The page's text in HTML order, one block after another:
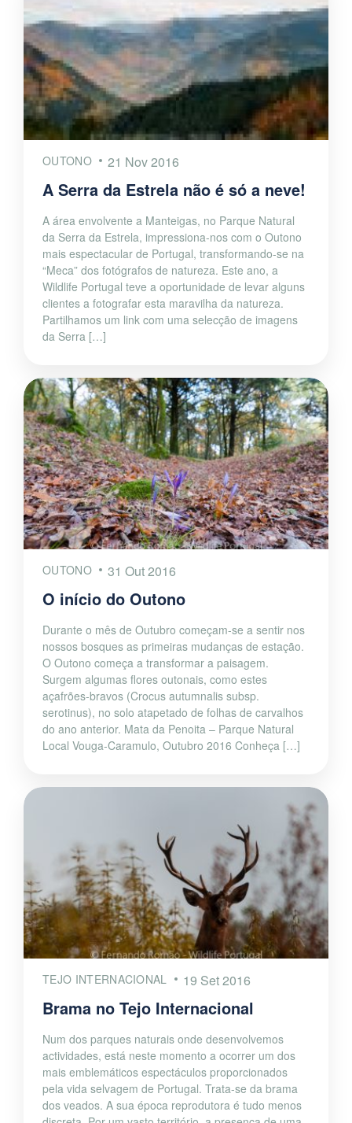
OUTONO 21 Nov 2016
A Serra da Estrela não é só a neve!
A área envolvente a Manteigas, no Parque Natural
da Serra da Estrela, impressiona-nos com o Outono
mais espectacular de Portugal, transformando-se na
“Meca” dos fotógrafos de natureza. Este ano, a
Wildlife Portugal teve a oportunidade de levar alguns
clientes a fotografar esta maravilha da natureza.
Partilhamos um link com uma selecção de imagens
da Serra […]
OUTONO 31 Out 2016
O início do Outono
Durante o mês de Outubro começam-se a sentir nos
nossos bosques as primeiras mudanças de estação.
O Outono começa a transformar a paisagem.
Surgem algumas flores outonais, como estes
açafrões-bravos (Crocus autumnalis subsp.
serotinus), no solo atapetado de folhas de carvalhos
do ano anterior. Mata da Penoita – Parque Natural
Local Vouga-Caramulo, Outubro 2016 Conheça […]
TEJO INTERNACIONAL 19 Set 2016
Brama no Tejo Internacional
Num dos parques naturais onde desenvolvemos
actividades, está neste momento a ocorrer um dos
mais emblemáticos espectáculos proporcionados
pela vida selvagem de Portugal. Trata-se da brama
dos veados. A sua época reprodutora é tudo menos